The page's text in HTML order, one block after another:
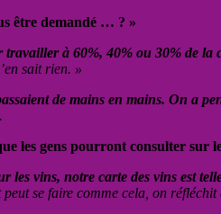
être demandé … ? »
à 60%, 40% ou 30% de la
sait rien. »
de mains en mains. On a
les gens pourront consulter sur
vins, notre carte des vins est
se faire comme cela, on réfléchit